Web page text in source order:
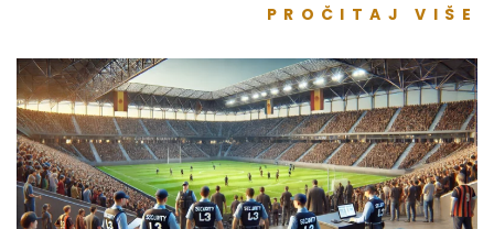
PROČITAJ VIŠE